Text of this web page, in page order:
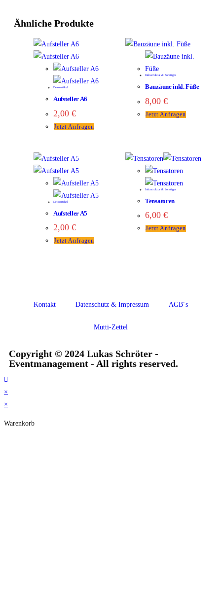
Ähnliche Produkte
Dekoartikel
Aufsteller A6
2,00 €
Jetzt Anfragen
Infrastruktur & Sonstiges
Bauzäune inkl. Füße
8,00 €
Jetzt Anfragen
Dekoartikel
Aufsteller A5
2,00 €
Jetzt Anfragen
Infrastruktur & Sonstiges
Tensatoren
6,00 €
Jetzt Anfragen
Kontakt Datenschutz & Impressum AGB´s
Mutti-Zettel
Copyright © 2024 Lukas Schröter -
Eventmanagement - All rights reserved.
×
×
Warenkorb